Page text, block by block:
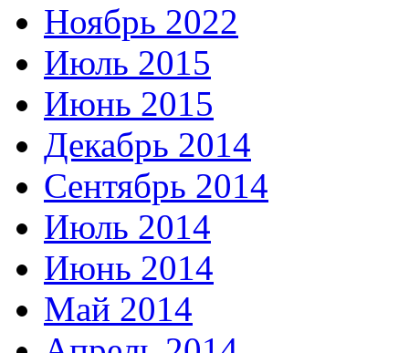
Ноябрь 2022
Июль 2015
Июнь 2015
Декабрь 2014
Сентябрь 2014
Июль 2014
Июнь 2014
Май 2014